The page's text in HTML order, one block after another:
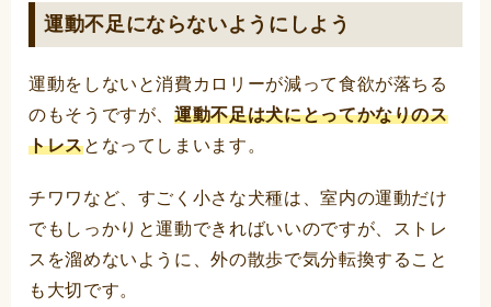
運動不足にならないようにしよう
運動をしないと消費カロリーが減って食欲が落ちる
のもそうですが、運動不足は犬にとってかなりのス
トレスとなってしまいます。
チワワなど、すごく小さな犬種は、室内の運動だけ
でもしっかりと運動できればいいのですが、ストレ
スを溜めないように、外の散歩で気分転換すること
も大切です。